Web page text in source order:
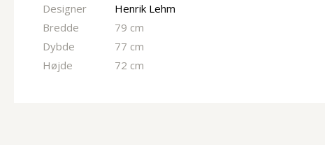
Designer
Henrik Lehm
Bredde
79 cm
Dybde
77 cm
Højde
72 cm